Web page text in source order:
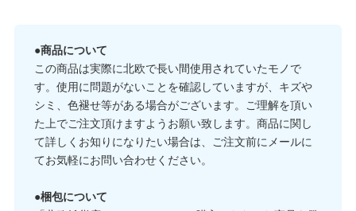
●商品について
この商品は実際に北欧で長い間使用されていたモノで
す。使用に問題がないことを確認していますが、キズや
シミ、色褪せ等がある場合がございます。ご理解を頂い
た上でご注文頂けますようお願い致します。商品に関し
て詳しくお知りになりたい場合は、ご注文前にメールに
てお気軽にお問い合わせください。
●梱包について